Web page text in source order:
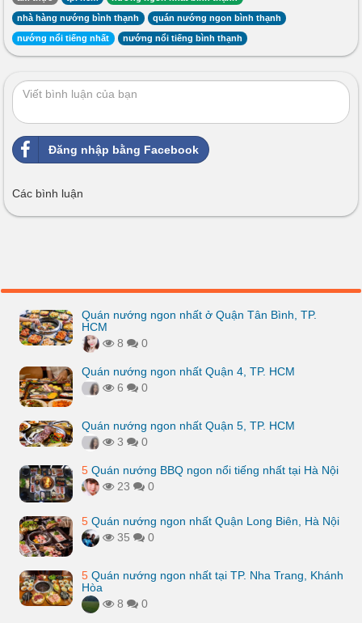
nhà hàng nướng bình thạnh quán nướng ngon bình thạnh
nướng nổi tiếng nhất nướng nổi tiếng bình thạnh
Đăng nhập bằng Facebook
Các bình luận
Quán nướng ngon nhất ở Quận Tân Bình, TP.
HCM
8
0
Quán nướng ngon nhất Quận 4, TP. HCM
6
0
Quán nướng ngon nhất Quận 5, TP. HCM
3
0
5 Quán nướng BBQ ngon nổi tiếng nhất tại Hà Nội
23
0
5 Quán nướng ngon nhất Quận Long Biên, Hà Nội
35
0
5 Quán nướng ngon nhất tại TP. Nha Trang, Khánh
Hòa
8
0